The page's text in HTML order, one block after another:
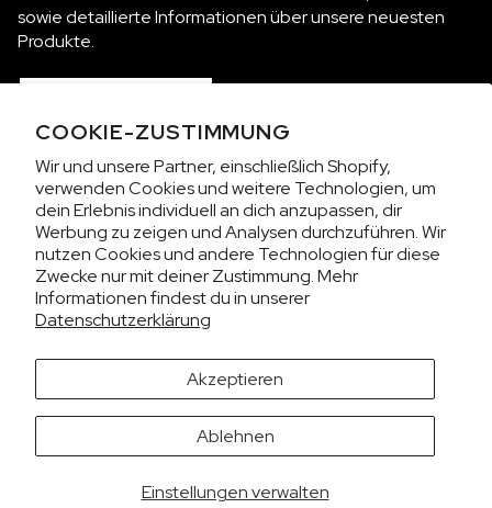
COOKIE-ZUSTIMMUNG
Wir und unsere Partner, einschließlich Shopify,
verwenden Cookies und weitere Technologien, um
dein Erlebnis individuell an dich anzupassen, dir
Werbung zu zeigen und Analysen durchzuführen. Wir
nutzen Cookies und andere Technologien für diese
Zwecke nur mit deiner Zustimmung. Mehr
Informationen findest du in unserer
Datenschutzerklärung
Einstellungen verwalten
Akzeptieren
Ablehnen
sowie detaillierte Informationen über unsere neuesten
Produkte.
KOLLEKTIONEN
WIR SIND NORQAIN
KUNDENSERVICE
DATENSCHUTZ & BESTIMMUNGEN
Es sieht aus, als würdest du uns aus den USA besuchen.
Möchtest du die Preise in US-Dollar (USD) anzeigen?